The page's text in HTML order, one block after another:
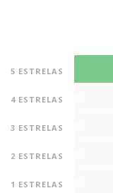
5 ESTRELAS
4 ESTRELAS
3 ESTRELAS
2 ESTRELAS
1 ESTRELAS